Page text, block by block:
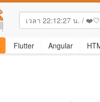
Flutter Angular